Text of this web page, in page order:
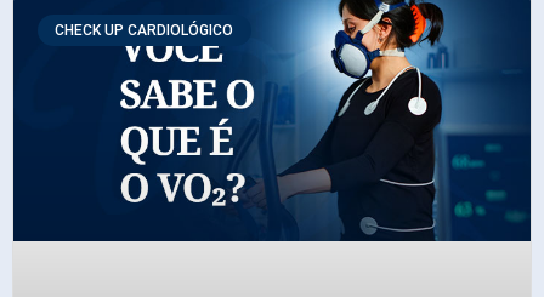
CHECK UP CARDIOLÓGICO